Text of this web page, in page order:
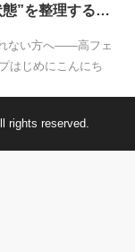
”を整理する…
ない方へ——高フェ
はじめにこんにち
rights reserved.